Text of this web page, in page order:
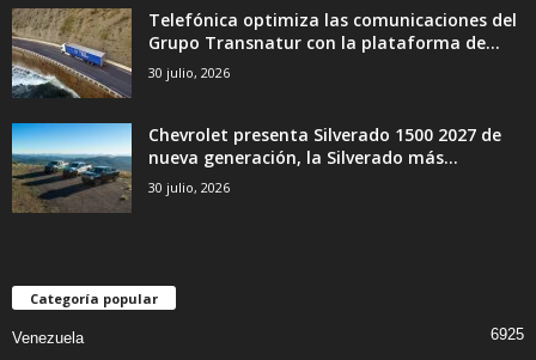
Telefónica optimiza las comunicaciones del
Grupo Transnatur con la plataforma de...
30 julio, 2026
Chevrolet presenta Silverado 1500 2027 de
nueva generación, la Silverado más...
30 julio, 2026
Categoría popular
Venezuela 6925